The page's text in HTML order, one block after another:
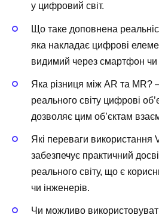
у цифровий світ.
Що таке доповнена
яка накладає цифрові
видимий через смартфон чи
Яка різниця між AR та MR?
реального світу цифрові
дозволяє цим об’єктам
Які переваги використання
забезпечує практичний
реального світу, що є
чи інженерів.
Чи можливо